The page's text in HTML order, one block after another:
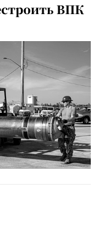
ВПК